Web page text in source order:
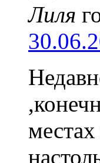
Лиля